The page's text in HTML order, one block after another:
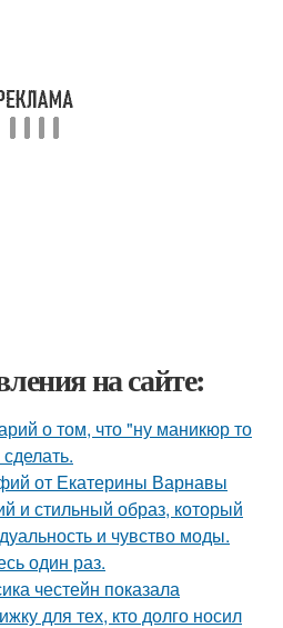
на сайте:
о том, что "ну маникюр то
от Екатерины Варнавы
и стильный образ, который
и чувство моды.
один раз.
честейн показала
для тех, кто долго носил